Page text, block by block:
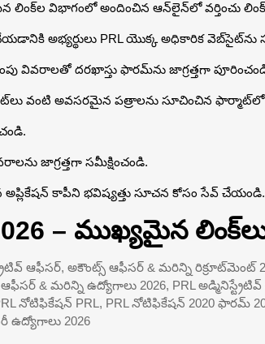
లింక్‌ల విభాగంలో అందించిన ఆన్‌లైన్‌లో వర్తించు
అభ్యర్థులు PRL యొక్క అధికారిక వెబ్‌సైట్‌ను
వివరాలతో దరఖాస్తు ఫారమ్‌ను జాగ్రత్తగా
వంటి అవసరమైన పత్రాలను సూచించిన
జాగ్రత్తగా సమీక్షించండి.
అప్లికేషన్ కాపీని భవిష్యత్తు సూచన కోసం సేవ్ చేయండి.
– ముఖ్యమైన
ఆఫీసర్, అకౌంట్స్ ఆఫీసర్ & మరిన్ని రిక్రూట్‌మెంట్
ఆఫీసర్ & మరిన్ని ఉద్యోగాలు 2026, PRL
నోటిఫికేషన్ PRL, PRL నోటిఫికేషన్ 2020 ఫారమ్
ఉద్యోగాలు 2026